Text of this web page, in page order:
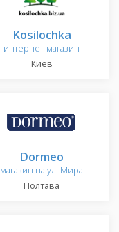
Kosilochka
интернет-магазин
Киев
Dormeo
магазин на ул. Мира
Полтава